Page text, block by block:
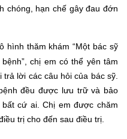
chóng, hạn chế gây đau đớn
hình thăm khám “Một bác sỹ
chị em có thể yên tâm
lời các câu hỏi của bác sỹ.
đều được lưu trữ và bảo
cứ ai. Chị em được chăm
trị cho đến sau điều trị.